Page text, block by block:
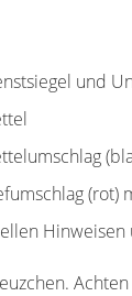
und
(rot)